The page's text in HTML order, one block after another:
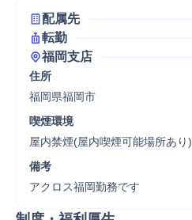
配属先
転勤
福岡支店
住所
福岡県福岡市
喫煙環境
屋内禁煙(屋内喫煙可能場所あり)
備考
アクロス福岡勤務です